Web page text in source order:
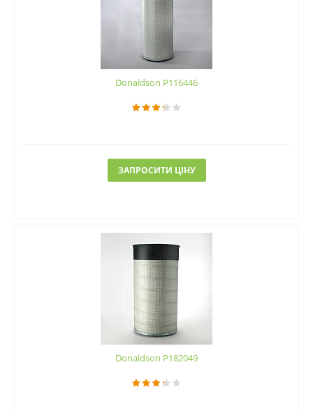
Donaldson P116446
ЗАПРОСИТИ ЦІНУ
Donaldson P182049